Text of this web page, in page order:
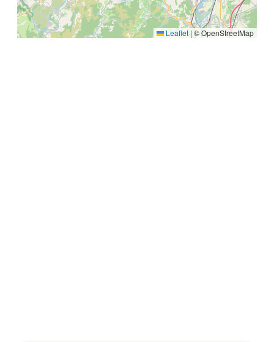
Leaflet | © OpenStreetMap